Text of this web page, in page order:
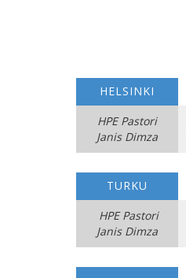
HELSINKI
HPE Pastori
Janis Dimza
TURKU
HPE Pastori
Janis Dimza